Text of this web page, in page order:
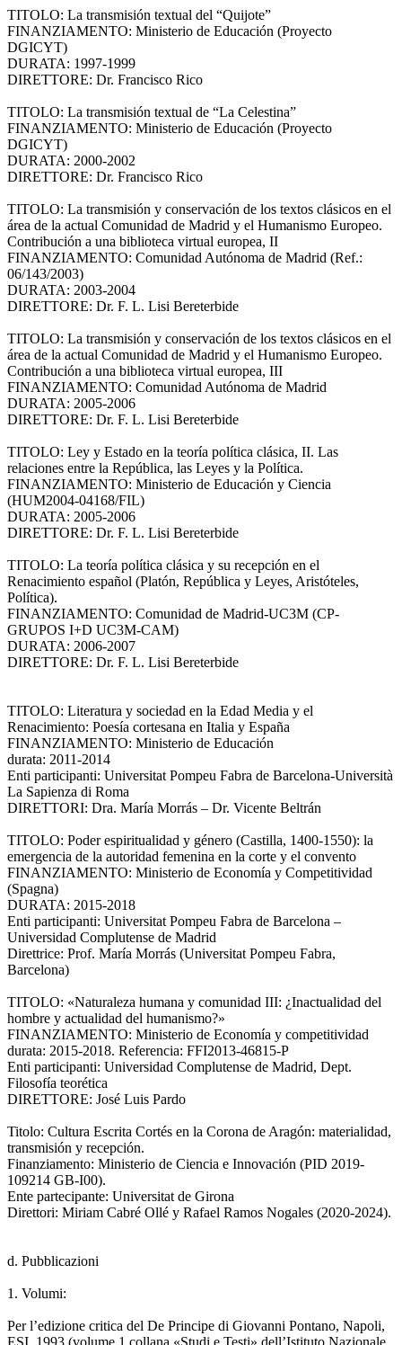
TITOLO: La transmisión textual del “Quijote”
FINANZIAMENTO: Ministerio de Educación (Proyecto
DGICYT)
DURATA: 1997-1999
DIRETTORE: Dr. Francisco Rico
TITOLO: La transmisión textual de “La Celestina”
FINANZIAMENTO: Ministerio de Educación (Proyecto
DGICYT)
DURATA: 2000-2002
DIRETTORE: Dr. Francisco Rico
TITOLO: La transmisión y conservación de los textos clásicos en el
área de la actual Comunidad de Madrid y el Humanismo Europeo.
Contribución a una biblioteca virtual europea, II
FINANZIAMENTO: Comunidad Autónoma de Madrid (Ref.:
06/143/2003)
DURATA: 2003-2004
DIRETTORE: Dr. F. L. Lisi Bereterbide
TITOLO: La transmisión y conservación de los textos clásicos en el
área de la actual Comunidad de Madrid y el Humanismo Europeo.
Contribución a una biblioteca virtual europea, III
FINANZIAMENTO: Comunidad Autónoma de Madrid
DURATA: 2005-2006
DIRETTORE: Dr. F. L. Lisi Bereterbide
TITOLO: Ley y Estado en la teoría política clásica, II. Las
relaciones entre la República, las Leyes y la Política.
FINANZIAMENTO: Ministerio de Educación y Ciencia
(HUM2004-04168/FIL)
DURATA: 2005-2006
DIRETTORE: Dr. F. L. Lisi Bereterbide
TITOLO: La teoría política clásica y su recepción en el
Renacimiento español (Platón, República y Leyes, Aristóteles,
Política).
FINANZIAMENTO: Comunidad de Madrid-UC3M (CP-
GRUPOS I+D UC3M-CAM)
DURATA: 2006-2007
DIRETTORE: Dr. F. L. Lisi Bereterbide
TITOLO: Literatura y sociedad en la Edad Media y el
Renacimiento: Poesía cortesana en Italia y España
FINANZIAMENTO: Ministerio de Educación
durata: 2011-2014
Enti participanti: Universitat Pompeu Fabra de Barcelona-Università
La Sapienza di Roma
DIRETTORI: Dra. María Morrás – Dr. Vicente Beltrán
TITOLO: Poder espiritualidad y género (Castilla, 1400-1550): la
emergencia de la autoridad femenina en la corte y el convento
FINANZIAMENTO: Ministerio de Economía y Competitividad
(Spagna)
DURATA: 2015-2018
Enti participanti: Universitat Pompeu Fabra de Barcelona –
Universidad Complutense de Madrid
Direttrice: Prof. María Morrás (Universitat Pompeu Fabra,
Barcelona)
TITOLO: «Naturaleza humana y comunidad III: ¿Inactualidad del
hombre y actualidad del humanismo?»
FINANZIAMENTO: Ministerio de Economía y competitividad
durata: 2015-2018. Referencia: FFI2013-46815-P
Enti participanti: Universidad Complutense de Madrid, Dept.
Filosofía teorética
DIRETTORE: José Luis Pardo
Titolo: Cultura Escrita Cortés en la Corona de Aragón: materialidad,
transmisión y recepción.
Finanziamento: Ministerio de Ciencia e Innovación (PID 2019-
109214 GB-I00).
Ente partecipante: Universitat de Girona
Direttori: Miriam Cabré Ollé y Rafael Ramos Nogales (2020-2024).
d. Pubblicazioni
1. Volumi:
Per l’edizione critica del De Principe di Giovanni Pontano, Napoli,
ESI, 1993 (volume 1 collana «Studi e Testi» dell’Istituto Nazionale